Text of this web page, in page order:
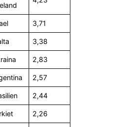
3,71
3,38
2,83
2,57
2,44
2,26